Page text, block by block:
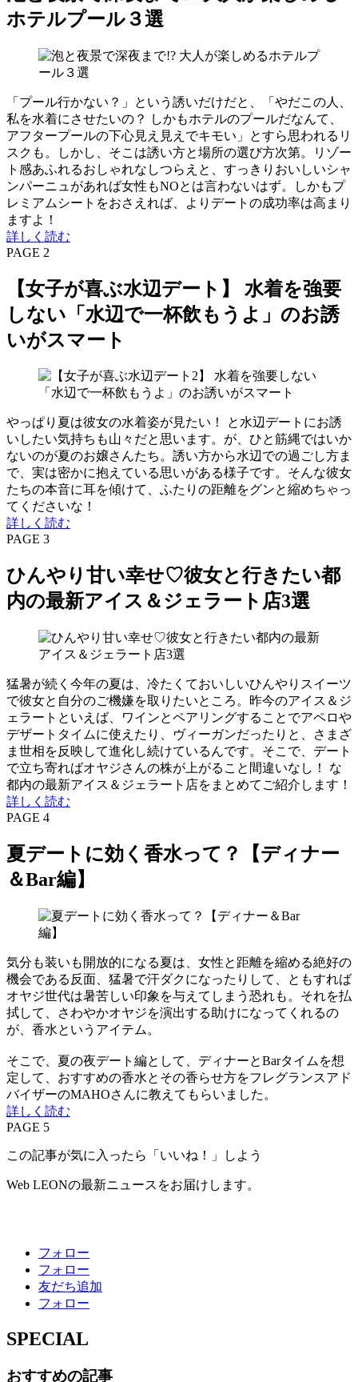
ホテルプール３選
「プール行かない？」という誘いだけだと、「やだこの人、
私を水着にさせたいの？ しかもホテルのプールだなんて、
アフタープールの下心見え見えでキモい」とすら思われるリ
スクも。しかし、そこは誘い方と場所の選び方次第。リゾー
ト感あふれるおしゃれなしつらえと、すっきりおいしいシャ
ンパーニュがあれば女性もNOとは言わないはず。しかもプ
レミアムシートをおさえれば、よりデートの成功率は高まり
ますよ！
詳しく読む
PAGE 2
【女子が喜ぶ水辺デート】 水着を強要
しない「水辺で一杯飲もうよ」のお誘
いがスマート
やっぱり夏は彼女の水着姿が見たい！ と水辺デートにお誘
いしたい気持ちも山々だと思います。が、ひと筋縄ではいか
ないのが夏のお嬢さんたち。誘い方から水辺での過ごし方ま
で、実は密かに抱えている思いがある様子です。そんな彼女
たちの本音に耳を傾けて、ふたりの距離をグンと縮めちゃっ
てくださいな！
詳しく読む
PAGE 3
ひんやり甘い幸せ♡彼女と行きたい都
内の最新アイス＆ジェラート店3選
猛暑が続く今年の夏は、冷たくておいしいひんやりスイーツ
で彼女と自分のご機嫌を取りたいところ。昨今のアイス＆ジ
ェラートといえば、ワインとペアリングすることでアペロや
デザートタイムに使えたり、ヴィーガンだったりと、さまざ
ま世相を反映して進化し続けているんです。そこで、デート
で立ち寄ればオヤジさんの株が上がること間違いなし！ な
都内の最新アイス＆ジェラート店をまとめてご紹介します！
詳しく読む
PAGE 4
夏デートに効く香水って？【ディナー
＆Bar編】
気分も装いも開放的になる夏は、女性と距離を縮める絶好の
機会である反面、猛暑で汗ダクになったりして、ともすれば
オヤジ世代は暑苦しい印象を与えてしまう恐れも。それを払
拭して、さわやかオヤジを演出する助けになってくれるの
が、香水というアイテム。
そこで、夏の夜デート編として、ディナーとBarタイムを想
定して、おすすめの香水とその香らせ方をフレグランスアド
バイザーのMAHOさんに教えてもらいました。
詳しく読む
PAGE 5
この記事が気に入ったら「いいね！」しよう
Web LEONの最新ニュースをお届けします。
フォロー
フォロー
友だち追加
フォロー
SPECIAL
おすすめの記事